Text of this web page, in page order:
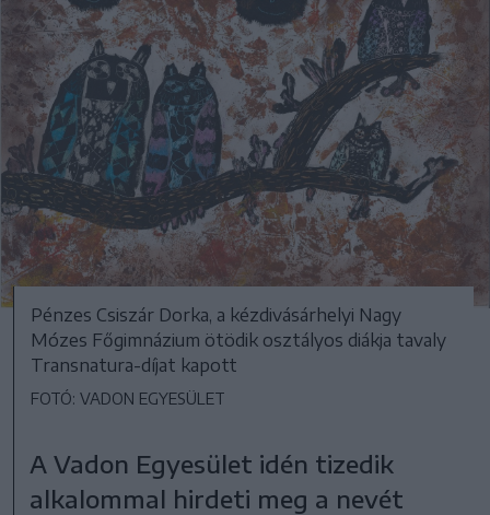
Pénzes Csiszár Dorka, a kézdivásárhelyi Nagy
Mózes Főgimnázium ötödik osztályos diákja tavaly
Transnatura-díjat kapott
FOTÓ: VADON EGYESÜLET
A Vadon Egyesület idén tizedik
alkalommal hirdeti meg a nevét